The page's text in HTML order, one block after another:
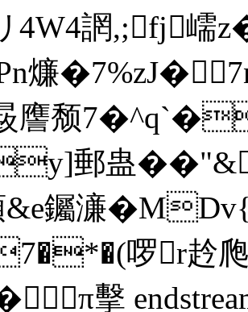
4W4誷,;fj嶿
燫
譍颓
郵蛊��
&e钃濓�
啰r赺爮
擊